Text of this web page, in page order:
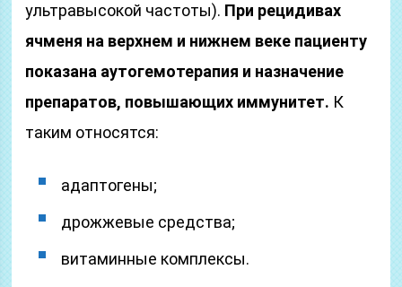
ультравысокой частоты). При рецидивах
ячменя на верхнем и нижнем веке пациенту
показана аутогемотерапия и назначение
препаратов, повышающих иммунитет. К
таким относятся:
адаптогены;
дрожжевые средства;
витаминные комплексы.